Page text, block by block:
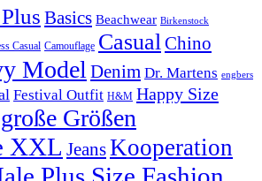
Basics Beachwear Birkenstock
Casual Camouflage CasualChino
ModelDenim Dr. Martens engbers
Festival Outfit H&M Happy Size
Größen
XXL JeansKooperation